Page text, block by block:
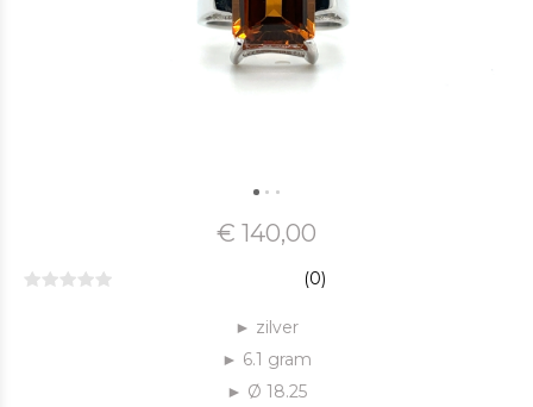
€ 140,00
(0)
► zilver
► 6.1 gram
► Ø 18.25